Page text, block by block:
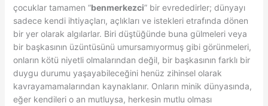
çocuklar tamamen “benmerkezci” bir evrededirler; dünyayı
sadece kendi ihtiyaçları, açlıkları ve istekleri etrafında dönen
bir yer olarak algılarlar. Biri düştüğünde buna gülmeleri veya
bir başkasının üzüntüsünü umursamıyormuş gibi görünmeleri,
onların kötü niyetli olmalarından değil, bir başkasının farklı bir
duygu durumu yaşayabileceğini henüz zihinsel olarak
kavrayamamalarından kaynaklanır. Onların minik dünyasında,
eğer kendileri o an mutluysa, herkesin mutlu olması